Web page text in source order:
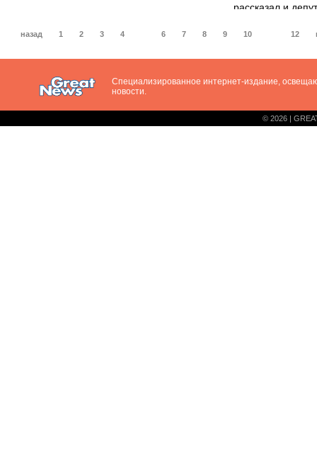
рассказал и
назад 1 2 3 4 6 7 8 9 10 12
Специализированное интернет-издание,
новости.
© 2026 |